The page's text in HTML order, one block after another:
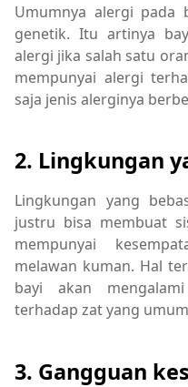
Umumnya alergi pada
genetik. Itu artinya
alergi jika salah satu
mempunyai alergi
saja jenis alerginya
2. Lingkungan
Lingkungan yang
justru bisa membuat
mempunyai
melawan kuman. Hal
bayi akan
terhadap zat yang
3. Gangguan